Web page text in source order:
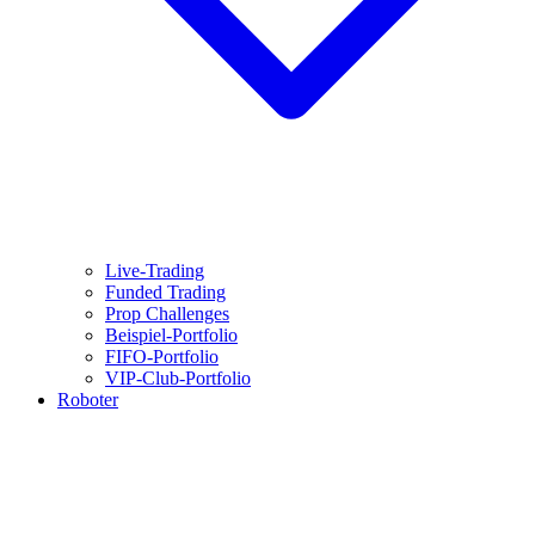
Live-Trading
Funded Trading
Prop Challenges
Beispiel-Portfolio
FIFO-Portfolio
VIP-Club-Portfolio
Roboter